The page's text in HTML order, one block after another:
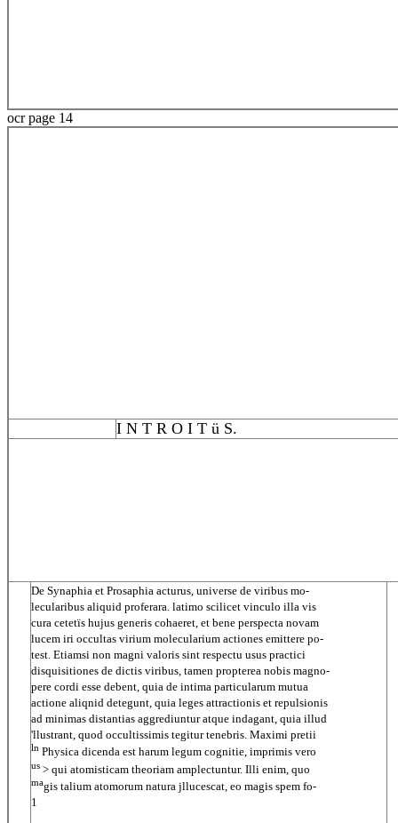
ocr page 14
I N T R O I T ü S.
De Synaphia et Prosaphia acturus, universe de viribus mo-
lecularibus aliquid proferara. latimo scilicet vinculo illa vis
cura cetetïs hujus generis cohaeret, et bene perspecta novam
lucem iri occultas virium molecularium actiones emittere po-
test. Etiamsi non magni valoris sint respectu usus practici
disquisitiones de dictis viribus, tamen propterea nobis magno-
pere cordi esse debent, quia de intima particularum mutua
actione aliqnid detegunt, quia leges attractionis et repulsionis
ad minimas distantias aggrediuntur atque indagant, quia illud
'llustrant, quod occultissimis tegitur tenebris. Maximi pretii
ln Physica dicenda est harum legum cognitie, imprimis vero
us > qui atomisticam theoriam amplectuntur. Illi enim, quo
magis talium atomorum natura jllucescat, eo magis spem fo-
1